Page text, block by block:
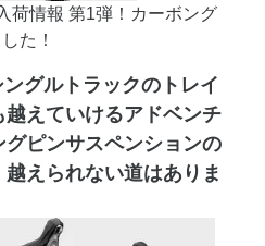
荷情報 第1弾！カーボング
た！
グルトラックのトレイ
えていけるアドベンチ
ピンサスペンションの
えられない道はありま